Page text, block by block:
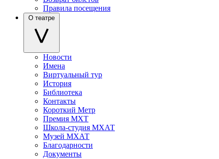
Правила посещения
О театре
Новости
Имена
Виртуальный тур
История
Библиотека
Контакты
Короткий Метр
Премия МХТ
Школа-студия МХАТ
Музей МХАТ
Благодарности
Документы